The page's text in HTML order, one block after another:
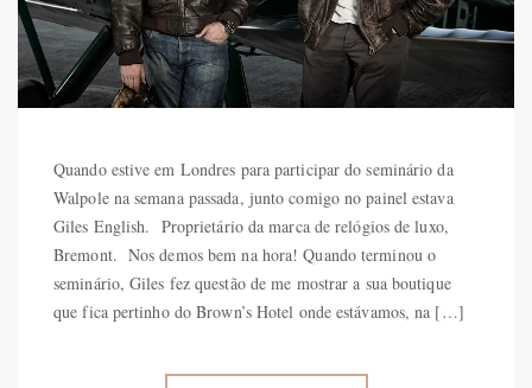
Quando estive em Londres para participar do seminário da
Walpole na semana passada, junto comigo no painel estava
Giles English. Proprietário da marca de relógios de luxo,
Bremont. Nos demos bem na hora! Quando terminou o
seminário, Giles fez questão de me mostrar a sua boutique
que fica pertinho do Brown’s Hotel onde estávamos, na […]